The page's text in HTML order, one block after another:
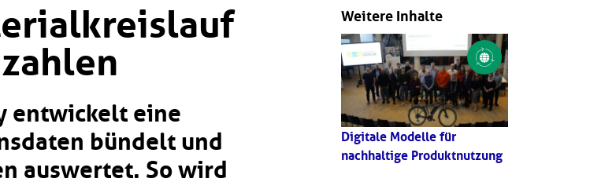
entwickelt eine
bündelt und
auswertet. So wird
Weitere Inhalte
Digitale Modelle für
nachhaltige Produktnutzung